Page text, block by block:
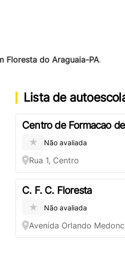
Floresta do Araguaia-PA.
Lista de
Centro de Formacao
★ Não avaliada
Rua 1, Centro
C. F. C. Floresta
★ Não avaliada
Avenida Orlando